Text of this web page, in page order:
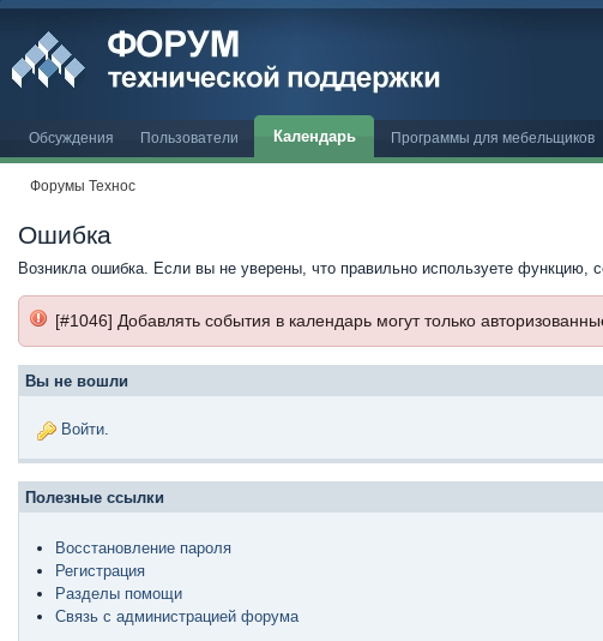
Обсуждения Пользователи Календарь Программы для мебельщиков
Форумы Технос
Ошибка
Возникла ошибка. Если вы не уверены, что правильно используете
[#1046] Добавлять события в календарь могут только
Вы не вошли
Войти.
Полезные ссылки
Восстановление пароля
Регистрация
Разделы помощи
Связь с администрацией форума